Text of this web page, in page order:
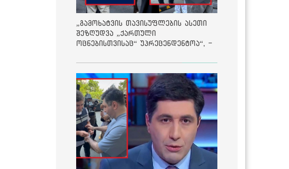
„გამოხატვის თავისუფლების ასეთი
შეზღუდვა „ქართული
ოცნებისთვისაც“ უპრეცენდენტოა“, -